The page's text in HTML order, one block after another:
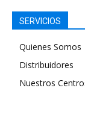
SERVICIOS
Quienes Somos
Distribuidores
Nuestros